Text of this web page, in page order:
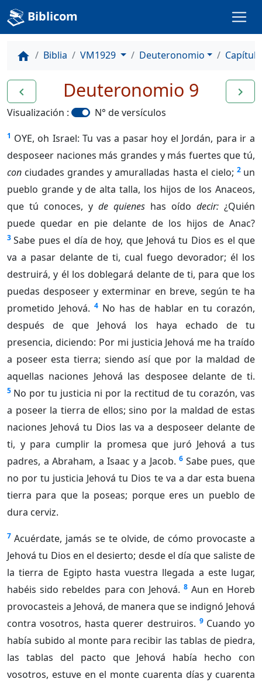
Biblicom
home Biblia VM1929 Deuteronomio
navigate_before navigate_next
Deuteronomio 9
Visualización : N° de versículos
1 OYE, oh Israel: Tu vas a pasar hoy el Jordán, para ir a
desposeer naciones más grandes y más fuertes que tú,
con ciudades grandes y amuralladas hasta el cielo; 2 un
pueblo grande y de alta talla, los hijos de los Anaceos,
que tú conoces, y de quienes has oído decir: ¿Quién
puede quedar en pie delante de los hijos de Anac?
3 Sabe pues el día de hoy, que Jehová tu Dios es el que
va a pasar delante de ti, cual fuego devorador; él los
destruirá, y él los doblegará delante de ti, para que los
puedas desposeer y exterminar en breve, según te ha
prometido Jehová. 4 No has de hablar en tu corazón,
después de que Jehová los haya echado de tu
presencia, diciendo: Por mi justicia Jehová me ha traído
a poseer esta tierra; siendo así que por la maldad de
aquellas naciones Jehová las desposee delante de ti.
5 No por tu justicia ni por la rectitud de tu corazón, vas
a poseer la tierra de ellos; sino por la maldad de estas
naciones Jehová tu Dios las va a desposeer delante de
ti, y para cumplir la promesa que juró Jehová a tus
padres, a Abraham, a Isaac y a Jacob. 6 Sabe pues, que
no por tu justicia Jehová tu Dios te va a dar esta buena
tierra para que la poseas; porque eres un pueblo de
dura cerviz.
7 Acuérdate, jamás se te olvide, de cómo provocaste a
Jehová tu Dios en el desierto; desde el día que saliste de
la tierra de Egipto hasta vuestra llegada a este lugar,
habéis sido rebeldes para con Jehová. 8 Aun en Horeb
provocasteis a Jehová, de manera que se indignó Jehová
contra vosotros, hasta querer destruiros. 9 Cuando yo
había subido al monte para recibir las tablas de piedra,
las tablas del pacto que Jehová había hecho con
vosotros, estuve en el monte cuarenta días y cuarenta